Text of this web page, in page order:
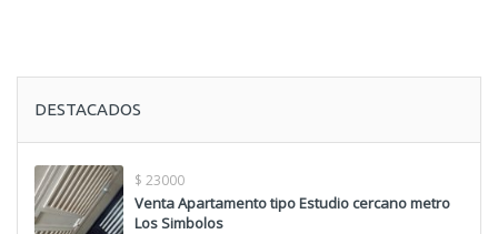
DESTACADOS
$ 23000
Venta Apartamento tipo Estudio cercano metro
Los Simbolos